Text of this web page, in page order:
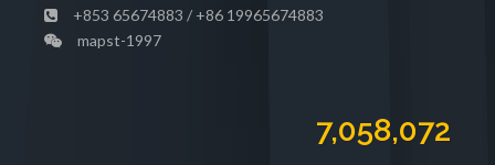
+853 65674883 / +86 19965674883
mapst-1997
7,058,072